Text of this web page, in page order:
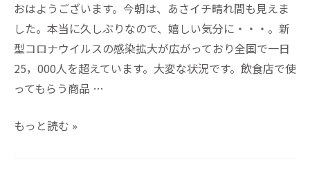
おはようございます。今朝は、あさイチ晴れ間も見えま
した。本当に久しぶりなので、嬉しい気分に・・・。新
型コロナウイルスの感染拡大が広がっており全国で一日
25，000人を超えています。大変な状況です。飲食店で使
ってもらう商品 …
もっと読む »